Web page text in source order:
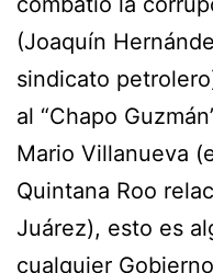
(Joaquín
sindicato
al “Chapo
Mario Villanueva
Quintana Roo
Juárez), esto es
cualquier